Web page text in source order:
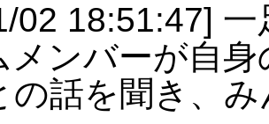
02 18:51:47]
ンバーが自身
の話を聞き、